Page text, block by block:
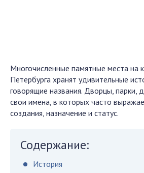
Многочисленные памятные места на
Петербурга хранят удивительные
говорящие названия. Дворцы,
свои имена, в которых часто
создания, назначение и статус.
Содержание:
История